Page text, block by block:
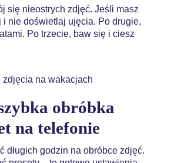
się nieostrych zdjęć. Jeśli masz
i nie doświetlaj ujęcia. Po drugie,
Po trzecie, baw się i ciesz
obróbka
na telefonie
długich godzin na obróbce zdjęć.